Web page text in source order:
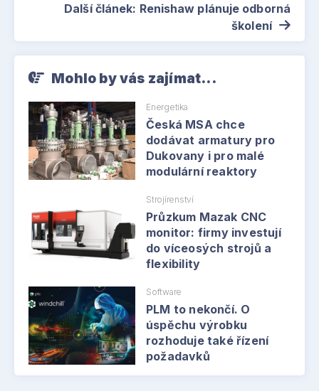
Další článek: Renishaw plánuje odborná
školení
Mohlo by vás zajímat...
Energetika
Česká MSA chce
dodávat armatury pro
Dukovany i pro malé
modulární reaktory
Strojírenství
Průzkum Mazak CNC
monitor: firmy investují
do víceosých strojů a
flexibility
Software
PLM to nekončí. O
úspěchu výrobku
rozhoduje také řízení
požadavků